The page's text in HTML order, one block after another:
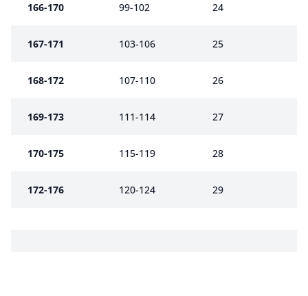
166-170 99-102 24
167-171 103-106 25
168-172 107-110 26
169-173 111-114 27
170-175 115-119 28
172-176 120-124 29